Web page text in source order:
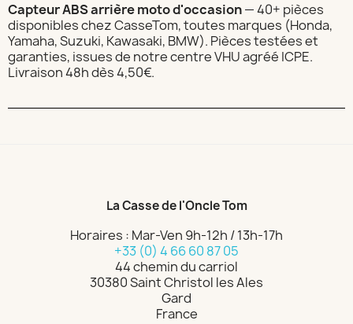
Capteur ABS arrière moto d'occasion— 40+ pièces
disponibles chez CasseTom, toutes marques (Honda,
Yamaha, Suzuki, Kawasaki, BMW). Pièces testées et
garanties, issues de notre centre VHU agréé ICPE.
Livraison 48h dès 4,50€.
La Casse de l'Oncle Tom
Horaires : Mar-Ven 9h-12h / 13h-17h
+33 (0) 4 66 60 87 05
44 chemin du carriol
30380 Saint Christol les Ales
Gard
France